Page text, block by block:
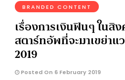
BRANDED CONTENT
เรื่องการเงินฟินๆ ในสิง
สตาร์ทอัพที่จะมาเขย่าแ
2019
Posted On 6 February 2019